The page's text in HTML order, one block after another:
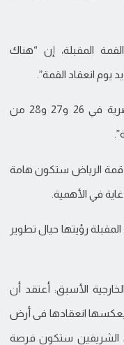
المقبلة، إن “هناك
يوم انعقاد القمة”.
وأوضح أن “إجراء الانتخابات الرئاسية المصرية في 26 و27 و28 من
قمة الرياض ستكون هامة
في الأهمية.
رؤيتها حيال تطوير
الأسبق: أعتقد أن
يعكسها انعقادها فى أرض
الشريفين ستكون فرصة